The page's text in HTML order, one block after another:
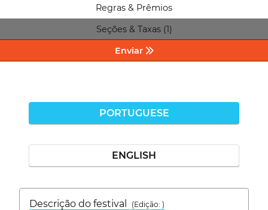
Regras & Prêmios
Seções & Taxas (1)
Enviar
PORTUGUESE
ENGLISH
Descrição do festival
(Edição: )